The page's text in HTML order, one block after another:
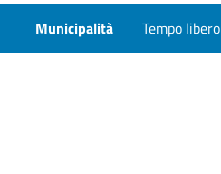
Municipalità Tempo libero